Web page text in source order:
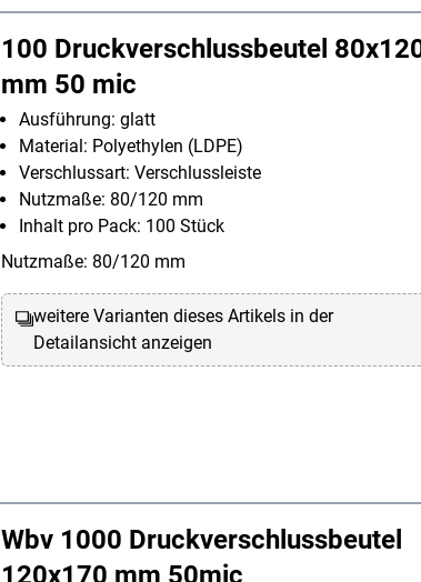
100 Druckverschlussbeutel
mm 50 mic
Ausführung: glatt
Material: Polyethylen (LDPE)
Verschlussart: Verschlussleiste
Nutzmaße: 80/120 mm
Inhalt pro Pack: 100 Stück
Nutzmaße: 80/120 mm
weitere Varianten dieses Artikels in der
Detailansicht anzeigen
Wbv 1000 Druckverschlussbeutel
120x170 mm 50mic